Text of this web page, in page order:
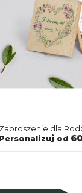
Zaproszenie dla
Heart of Flowers
Personalizuj od